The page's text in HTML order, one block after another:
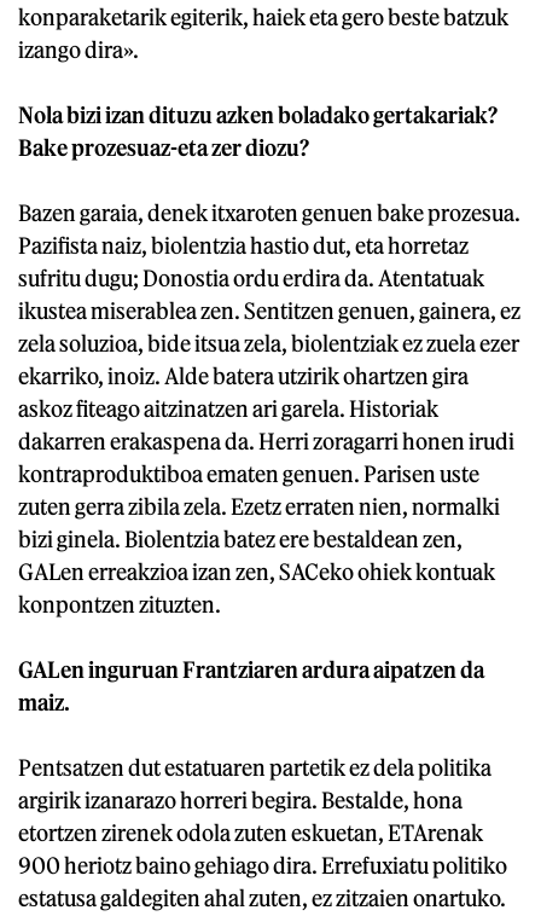
konparaketarik egiterik, haiek eta gero beste batzuk
izango dira».
Nola bizi izan dituzu azken boladako gertakariak?
Bake prozesuaz-eta zer diozu?
Bazen garaia, denek itxaroten genuen bake prozesua.
Pazifista naiz, biolentzia hastio dut, eta horretaz
sufritu dugu; Donostia ordu erdira da. Atentatuak
ikustea miserablea zen. Sentitzen genuen, gainera, ez
zela soluzioa, bide itsua zela, biolentziak ez zuela ezer
ekarriko, inoiz. Alde batera utzirik ohartzen gira
askoz fiteago aitzinatzen ari garela. Historiak
dakarren erakaspena da. Herri zoragarri honen irudi
kontraproduktiboa ematen genuen. Parisen uste
zuten gerra zibila zela. Ezetz erraten nien, normalki
bizi ginela. Biolentzia batez ere bestaldean zen,
GALen erreakzioa izan zen, SACeko ohiek kontuak
konpontzen zituzten.
GALen inguruan Frantziaren ardura aipatzen da
maiz.
Pentsatzen dut estatuaren partetik ez dela politika
argirik izanarazo horreri begira. Bestalde, hona
etortzen zirenek odola zuten eskuetan, ETArenak
900 heriotz baino gehiago dira. Errefuxiatu politiko
estatusa galdegiten ahal zuten, ez zitzaien onartuko.